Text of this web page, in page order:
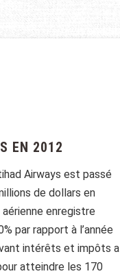
EN 2012
Airways est passé
de dollars en
enregistre
par rapport à l’année
intérêts et impôts a
atteindre les 170